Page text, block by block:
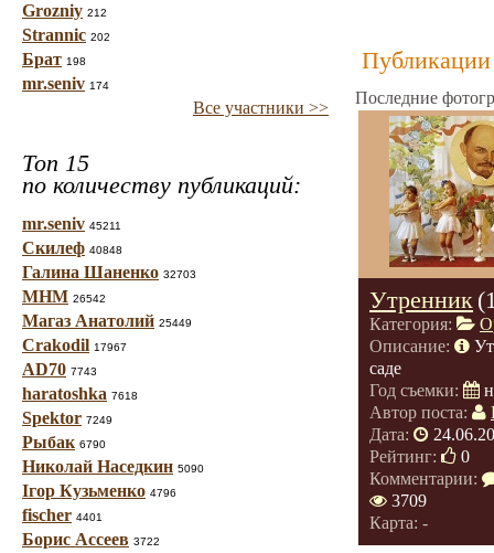
Grozniy 212
Strannic 202
Брат 198
mr.seniv 174
Все участники >>
Топ 15
по количеству публикаций:
mr.seniv 45211
Скилеф 40848
Галина Шаненко 32703
МНМ 26542
Магаз Анатолий 25449
Crakodil 17967
AD70 7743
haratoshka 7618
Spektor 7249
Рыбак 6790
Николай Наседкин 5090
Ігор Кузьменко 4796
fischer 4401
Борис Ассеев 3722
Публикации
Последние
Утренник
Категория:
Описание:
саде
Год съемки:
Автор поста:
Дата:
Рейтинг:
0
Комментарии:
3709
Карта: -